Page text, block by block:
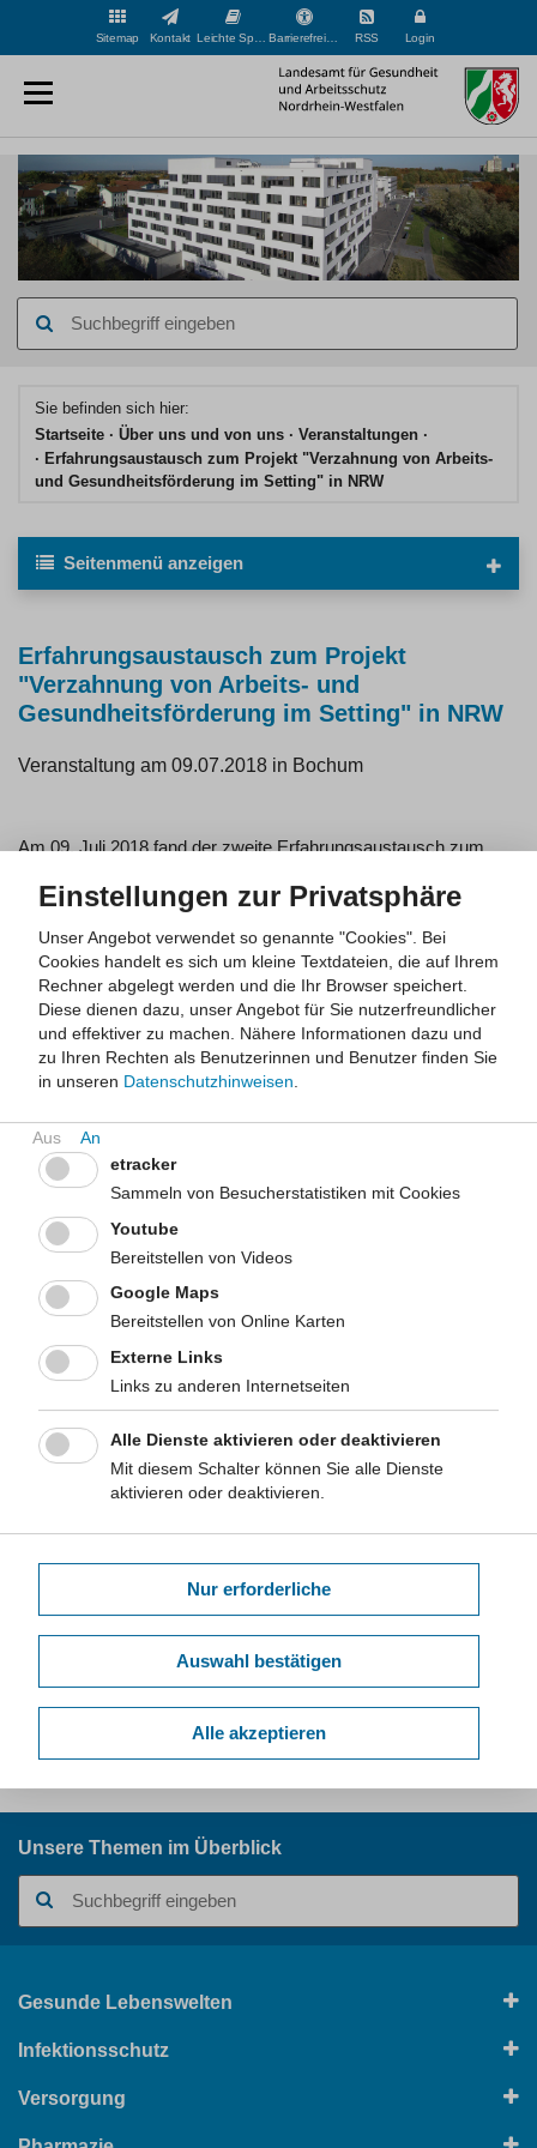
Sitemap Kontakt Barrierefreiheit RSS Login
eingeben
Sie befinden sich hier:
Startseite
Über uns und von uns
Veranstaltungen
Erfahrungsaustausch zum Projekt "Verzahnung von Arbeits-
und Gesundheitsförderung im Setting" in NRW
Seitenmenü anzeigen
Erfahrungsaustausch zum Projekt
"Verzahnung von Arbeits- und
Gesundheitsförderung im Setting" in NRW
Veranstaltung am 09.07.2018 in Bochum
Am 09. Juli 2018 fand der zweite Erfahrungsaustausch zum
Setting" in Bochum statt. Die Veranstaltung wurde in
Beschäftigungsförderung (G.I.B. NRW) und in Zusammenarbeit
mit den Federführungen der GKV und der Regionaldirektion
NRW der Bundesagentur für Arbeit durchgeführt.
Teilgenommen haben insgesamt ca. 40 Vertreterinnen und
Vertreter der am Projekt beteiligten Jobcenter und Agenturen für
Gesundheitskonferenzen. Es wurde der aktuelle
Umsetzungsstand des Projektes berichtet. Am Vormittag
widmete sich die erste Arbeitsphase konkreten Frage- und
können. Am Nachmittag gab es eine zweite Arbeitsphase, die
das Thema ?Kommunale Partnerschaften? fokussierte und die
Möglichkeiten diskutierte, das Projekt auf den kommunalen
Handlungsraum auszuweiten. Der nächste
Materialien
Tagesordnung
Projekt "Plan27" in Köln. Zugehende Hilfen für junge
Menschen mit psychischen Problemen
Protokoll zum Erfahrungsaustausch
Kurzlink dieser Seite:www.lzg.nrw.de/10250035
Unsere Themen im Überblick
Gesunde Lebenswelten
Infektionsschutz
Versorgung
Einstellungen zur Privatsphäre
Unser Angebot verwendet so genannte "Cookies". Bei
Cookies handelt es sich um kleine Textdateien, die auf Ihrem
Rechner abgelegt werden und die Ihr Browser speichert.
Diese dienen dazu, unser Angebot für Sie nutzerfreundlicher
und effektiver zu machen.
Nähere Informationen dazu und
zu Ihren Rechten als Benutzerinnen und Benutzer finden Sie
in unseren Datenschutzhinweisen
etracker
Sammeln von Besucherstatistiken mit Cookies
Youtube
Bereitstellen von Videos
Google Maps
Bereitstellen von Online Karten
Externe Links
Links zu anderen Internetseiten
Alle Dienste aktivieren oder deaktivieren
Mit diesem Schalter können Sie alle Dienste
aktivieren oder deaktivieren.
Nur erforderliche
Auswahl bestätigen
Alle akzeptieren